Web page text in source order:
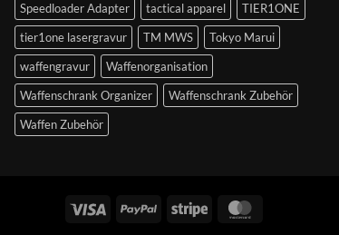
Speedloader Adapter
tactical apparel
TIER1ONE
tier1one lasergravur
TM MWS
Tokyo Marui
waffengravur
Waffenorganisation
Waffenschrank Organizer
Waffenschrank Zubehör
Waffen Zubehör
Visum PayPal Streifen